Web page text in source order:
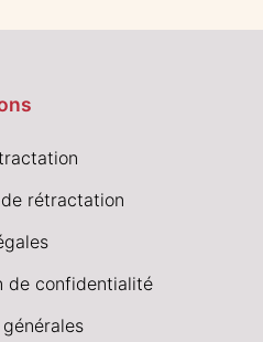
rétractation
de confidentialité